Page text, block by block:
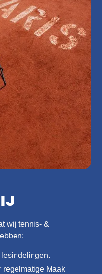
wij tennis- &
regelmatige Maak